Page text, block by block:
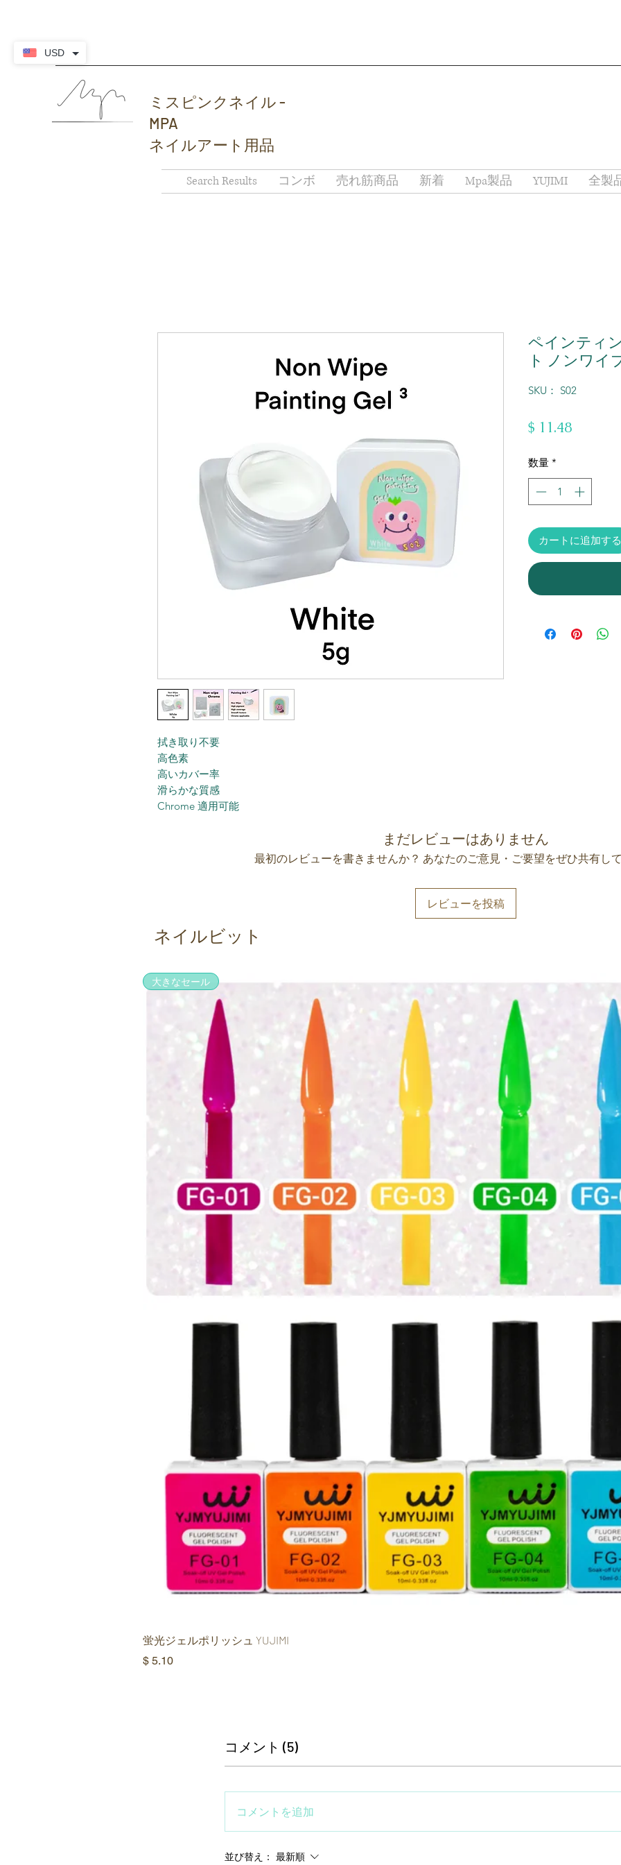
ミスピンクネイル -
MPA
ネイルアート用品
Search Results コンボ 売れ筋商品 新着 Mpa製品 YUJIMI 全製
拭き取り不要
高色素
高いカバー率
滑らかな質感
Chrome 適用可能
ペインティ
ト ノンワイ
SKU： S02
$ 11.48価
数量 *
カートに追加する
まだレビューはありません
最初のレビューを書きませんか？ あなたのご意見・ご要望をぜひ共有して
レビューを投稿
ネイルビット
大きなセール
蛍光ジェルポリッシュ YUJIMI
価格
$ 5.10
コメント (5)
コメントを追加
並び替え： 最新順
USD